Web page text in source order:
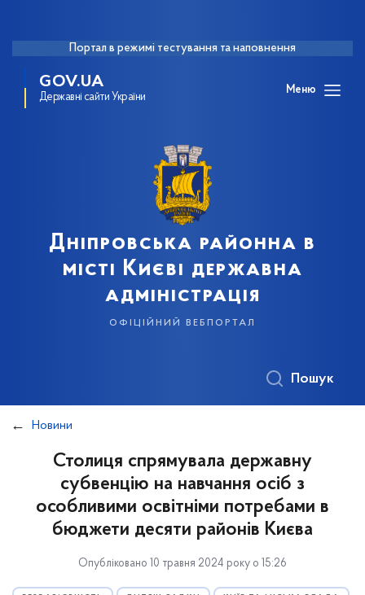
Портал в режимі тестування та наповнення
GOV.UA
Державні сайти України
Меню
Дніпровська районна в
місті Києві державна
адміністрація
офіційний вебпортал
Пошук
Новини
Столиця спрямувала державну
субвенцію на навчання осіб з
особливими освітніми потребами в
бюджети десяти районів Києва
Опубліковано 10 травня 2024 року о 15:26